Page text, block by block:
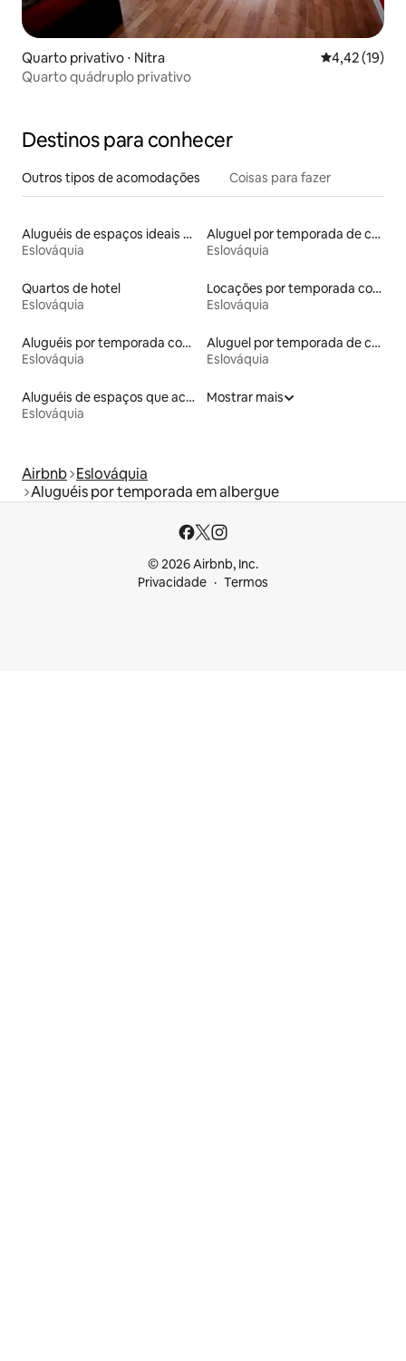
Quarto privativo ⋅ Nitra 4,42 de uma
4,42 (19)
Quarto quádruplo privativo
Destinos para conhecer
Outros tipos de acomodações Coisas para fazer
Aluguéis de espaços ideais para famílias
Eslováquia
Aluguel por temporada de casas na árvore
Eslováquia
Quartos de hotel
Eslováquia
Locações por temporada com piscina
Eslováquia
Aluguéis por temporada com café da manhã
Eslováquia
Aluguel por temporada de casas-barco
Eslováquia
Aluguéis de espaços que aceitam animais de estimação
Eslováquia
Mostrar mais
Airbnb Eslováquia
Aluguéis por temporada em albergue
© 2026 Airbnb, Inc.
Privacidade
Termos